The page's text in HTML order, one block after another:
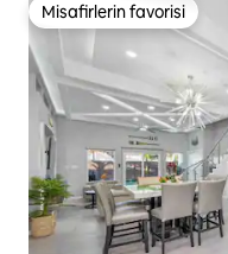
Misafirlerin favorisi
Misafirlerin favorisi